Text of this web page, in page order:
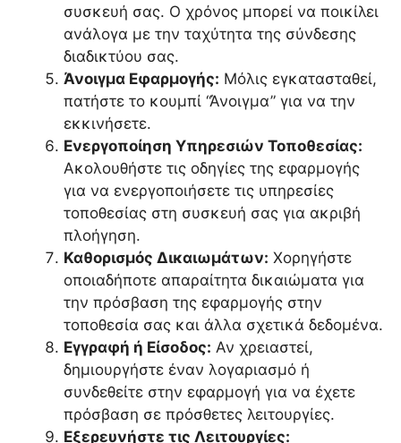
συσκευή σας. Ο χρόνος μπορεί να ποικίλει
ανάλογα με την ταχύτητα της σύνδεσης
διαδικτύου σας.
Άνοιγμα Εφαρμογής: Μόλις εγκατασταθεί,
πατήστε το κουμπί “Άνοιγμα” για να την
εκκινήσετε.
Ενεργοποίηση Υπηρεσιών Τοποθεσίας:
Ακολουθήστε τις οδηγίες της εφαρμογής
για να ενεργοποιήσετε τις υπηρεσίες
τοποθεσίας στη συσκευή σας για ακριβή
πλοήγηση.
Καθορισμός Δικαιωμάτων: Χορηγήστε
οποιαδήποτε απαραίτητα δικαιώματα για
την πρόσβαση της εφαρμογής στην
τοποθεσία σας και άλλα σχετικά δεδομένα.
Εγγραφή ή Είσοδος: Αν χρειαστεί,
δημιουργήστε έναν λογαριασμό ή
συνδεθείτε στην εφαρμογή για να έχετε
πρόσβαση σε πρόσθετες λειτουργίες.
Εξερευνήστε τις Λειτουργίες: